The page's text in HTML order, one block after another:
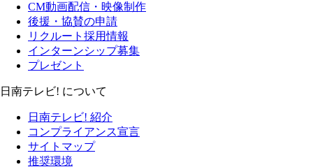
CM動画配信・映像制作
後援・協賛の申請
リクルート採用情報
インターンシップ募集
プレゼント
日南テレビ! について
日南テレビ! 紹介
コンプライアンス宣言
サイトマップ
推奨環境